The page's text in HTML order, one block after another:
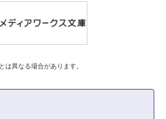
異なる場合があります。